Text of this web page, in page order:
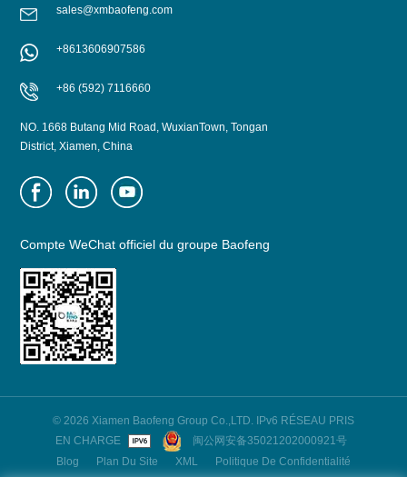
sales@xmbaofeng.com
+8613606907586
+86 (592) 7116660
NO. 1668 Butang Mid Road, WuxianTown, Tongan
District, Xiamen, China
Compte WeChat officiel du groupe Baofeng
© 2026 Xiamen Baofeng Group Co.,LTD. IPv6 RÉSEAU PRIS
EN CHARGE
闽公网安备35021202000921号
Blog
Plan Du Site XML Politique De Confidentialité